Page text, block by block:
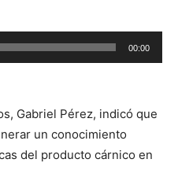
00:00
Gabriel Pérez, indicó que
un conocimiento
del producto cárnico en